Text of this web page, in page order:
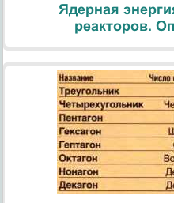
Ядерная
реакторов.